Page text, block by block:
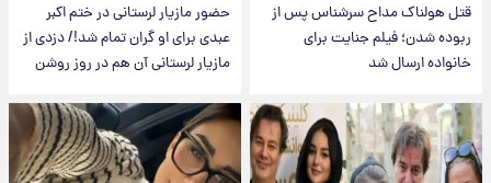
قتل هولناک مداح سرشناس پس از
ربوده شدن؛ فیلم جنایت برای
خانواده ارسال شد
حضور مازیار لرستانی در ختم اکبر
عبدی برای او گران تمام شد!/ دزدی از
مازیار لرستانی آن هم در روز روشن